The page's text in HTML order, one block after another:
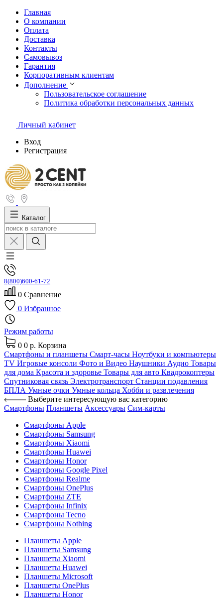
Главная
О компании
Оплата
Доставка
Контакты
Самовывоз
Гарантия
Корпоративным клиентам
Дополнение
Пользовательское соглашение
Политика обработки персональных данных
Личный кабинет
Вход
Регистрация
Каталог
8(800)600-61-72
0 Сравнение
0 Избранное
Режим работы
0 0 р. Корзина
Смартфоны и планшеты Смарт-часы Ноутбуки и компьютеры
TV Игровые консоли Фото и Видео Наушники Аудио Товары
для дома Красота и здоровье Товары для авто Квадрокоптеры
Спутниковая связь Электротранспорт Станции подавления
БПЛА Умные очки Умные кольца Хобби и развлечения
Выберите интересующую вас категорию
Смартфоны Планшеты Аксессуары Сим-карты
Смартфоны Apple
Смартфоны Samsung
Смартфоны Xiaomi
Смартфоны Huawei
Смартфоны Honor
Смартфоны Google Pixel
Смартфоны Realme
Смартфоны OnePlus
Смартфоны ZTE
Смартфоны Infinix
Смартфоны Tecno
Смартфоны Nothing
Планшеты Apple
Планшеты Samsung
Планшеты Xiaomi
Планшеты Huawei
Планшеты Microsoft
Планшеты OnePlus
Планшеты Honor